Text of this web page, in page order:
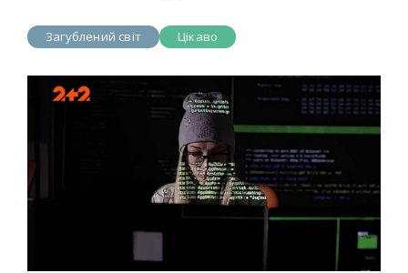
Загублений світ Цікаво